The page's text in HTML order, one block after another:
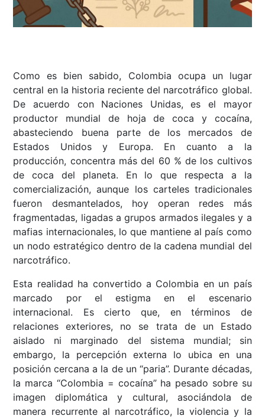
Como es bien sabido, Colombia ocupa un lugar
central en la historia reciente del narcotráfico global.
De acuerdo con Naciones Unidas, es el mayor
productor mundial de hoja de coca y cocaína,
abasteciendo buena parte de los mercados de
Estados Unidos y Europa. En cuanto a la
producción, concentra más del 60 % de los cultivos
de coca del planeta. En lo que respecta a la
comercialización, aunque los carteles tradicionales
fueron desmantelados, hoy operan redes más
fragmentadas, ligadas a grupos armados ilegales y a
mafias internacionales, lo que mantiene al país como
un nodo estratégico dentro de la cadena mundial del
narcotráfico.
Esta realidad ha convertido a Colombia en un país
marcado por el estigma en el escenario
internacional. Es cierto que, en términos de
relaciones exteriores, no se trata de un Estado
aislado ni marginado del sistema mundial; sin
embargo, la percepción externa lo ubica en una
posición cercana a la de un “paria”. Durante décadas,
la marca “Colombia = cocaína” ha pesado sobre su
imagen diplomática y cultural, asociándola de
manera recurrente al narcotráfico, la violencia y la